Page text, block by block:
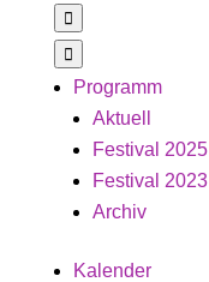


Programm
Aktuell
Festival 2025
Festival 2023
Archiv
Kalender